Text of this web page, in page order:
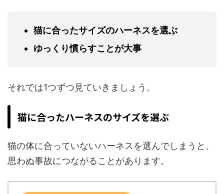
猫に合ったサイズのハーネスを選ぶ
ゆっくり慣らすことが大事
それでは1つずつ見ていきましょう。
猫に合ったハーネスのサイズを選ぶ
猫の体に合っていないハーネスを選んでしまうと、
思わぬ事故につながることがあります。